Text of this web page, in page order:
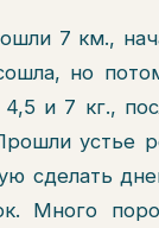
7 км.,
но
и 7 кг.,
устье
сделать
Много